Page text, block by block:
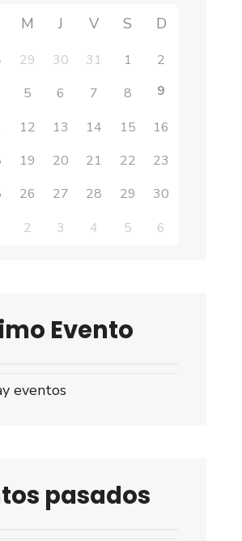
M J V S D
29 30 31 1
2
5 6 7 8 9
12 13 14 15
16
19 20 21 22
23
26 27 28 29
30
2 3 4 5 6
Evento
eventos
pasados